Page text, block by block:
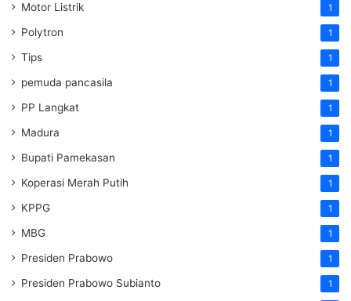
Motor Listrik 1
Polytron 1
Tips 1
pemuda pancasila 1
PP Langkat 1
Madura 1
Bupati Pamekasan 1
Koperasi Merah Putih 1
KPPG 1
MBG 1
Presiden Prabowo 1
Presiden Prabowo Subianto 1